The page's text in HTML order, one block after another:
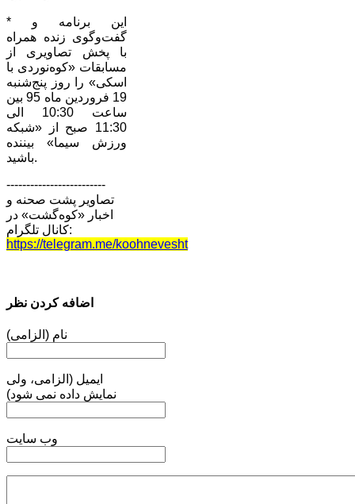
* این برنامه‌ و
گفت‌وگوی زنده همراه
با پخش تصاویری از
مسابقات «کوه‌نوردی با
اسکی» را روز پنج‌شنبه
19 فروردین ماه 95 بین
ساعت 10:30 الی
11:30 صبح از «شبکه
ورزش سیما» بیننده
باشید.
-------------------------
تصاویر پشت صحنه و
اخبار «کوه‌گشت» در
کانال تلگرام:
https://telegram.me/koohnevesht
اضافه کردن نظر
نام (الزامی)
ایمیل (الزامی، ولی
نمایش داده نمی شود)
وب سایت